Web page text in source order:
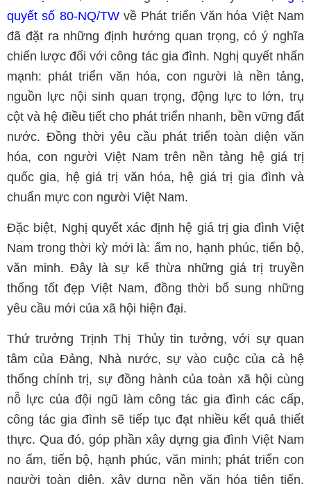
quyết số 80-NQ/TWvề Phát triển Văn hóa Việt Nam
đã đặt ra những định hướng quan trọng, có ý nghĩa
chiến lược đối với công tác gia đình. Nghị quyết nhấn
mạnh: phát triển văn hóa, con người là nền tảng,
nguồn lực nội sinh quan trọng, động lực to lớn, trụ
cột và hệ điều tiết cho phát triển nhanh, bền vững đất
nước. Đồng thời yêu cầu phát triển toàn diện văn
hóa, con người Việt Nam trên nền tảng hệ giá trị
quốc gia, hệ giá trị văn hóa, hệ giá trị gia đình và
chuẩn mực con người Việt Nam.
Đặc biệt, Nghị quyết xác định hệ giá trị gia đình Việt
Nam trong thời kỳ mới là: ấm no, hạnh phúc, tiến bộ,
văn minh. Đây là sự kế thừa những giá trị truyền
thống tốt đẹp Việt Nam, đồng thời bổ sung những
yêu cầu mới của xã hội hiện đại.
Thứ trưởng Trịnh Thị Thủy tin tưởng, với sự quan
tâm của Đảng, Nhà nước, sự vào cuộc của cả hệ
thống chính trị, sự đồng hành của toàn xã hội cùng
nỗ lực của đội ngũ làm công tác gia đình các cấp,
công tác gia đình sẽ tiếp tục đạt nhiều kết quả thiết
thực. Qua đó, góp phần xây dựng gia đình Việt Nam
no ấm, tiến bộ, hạnh phúc, văn minh; phát triển con
người toàn diện, xây dựng nền văn hóa tiên tiến,